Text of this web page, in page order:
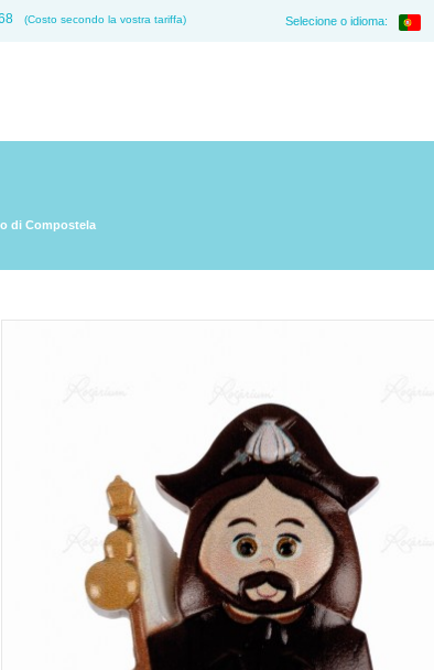
(Costo secondo la vostra tariffa) Selecione o idioma:
di Compostela